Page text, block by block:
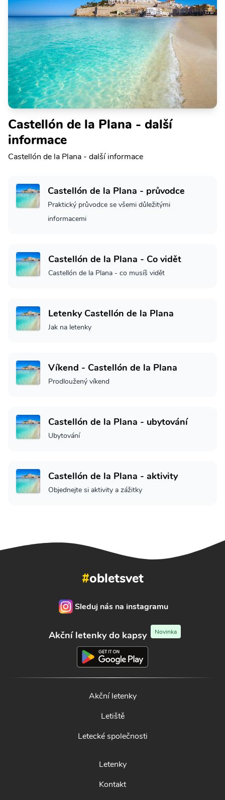
Castellón de la Plana - další
informace
Castellón de la Plana - další informace
Castellón de la Plana - průvodce
Praktický průvodce se všemi důležitými
informacemi
Castellón de la Plana - Co vidět
Castellón de la Plana - co musíš vidět
Letenky Castellón de la Plana
Jak na letenky
Víkend - Castellón de la Plana
Prodloužený víkend
Castellón de la Plana - ubytování
Ubytování
Castellón de la Plana - aktivity
Objednejte si aktivity a zážitky
#obletsvet
Sleduj nás na instagramu
Akční letenky do kapsy Novinka
Akční letenky
Letiště
Letecké společnosti
Letenky
Kontakt